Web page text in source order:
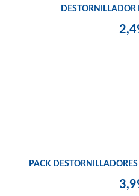
PACK